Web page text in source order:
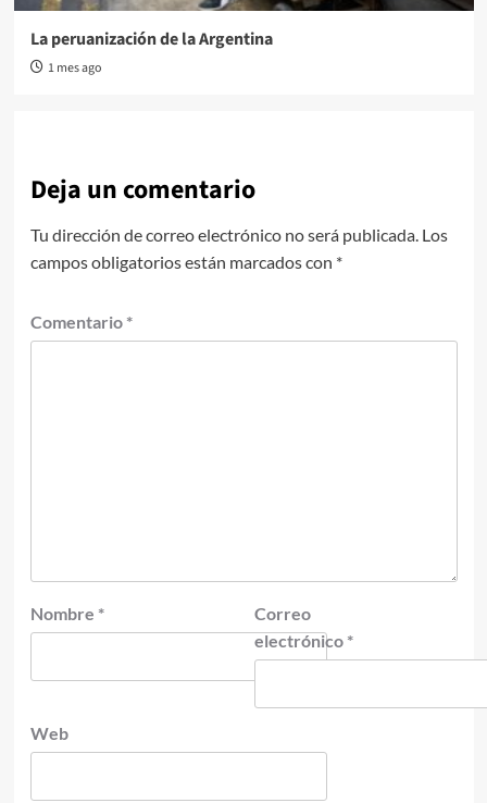
La peruanización de la Argentina
1 mes ago
Deja un comentario
Tu dirección de correo electrónico no será publicada. Los
campos obligatorios están marcados con *
Comentario *
Nombre *
Correo
electrónico *
Web